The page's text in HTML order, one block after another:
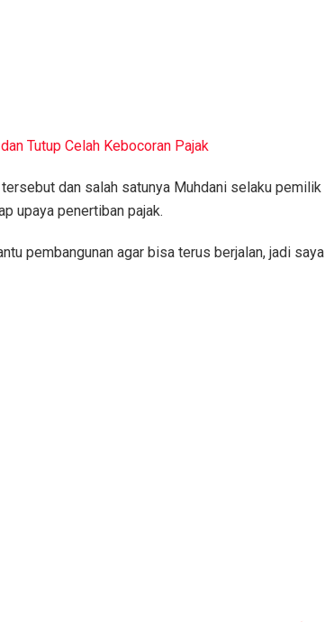
Tutup Celah Kebocoran Pajak
dan salah satunya Muhdani selaku pemilik
upaya penertiban pajak.
pembangunan agar bisa terus berjalan, jadi saya